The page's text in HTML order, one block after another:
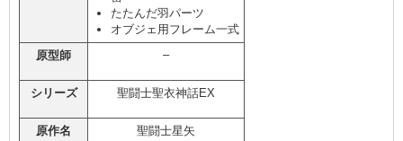
たたんだ羽パーツ
オブジェ用フレーム一式
原型師
–
シリーズ 聖闘士聖衣神話EX
原作名 聖闘士星矢